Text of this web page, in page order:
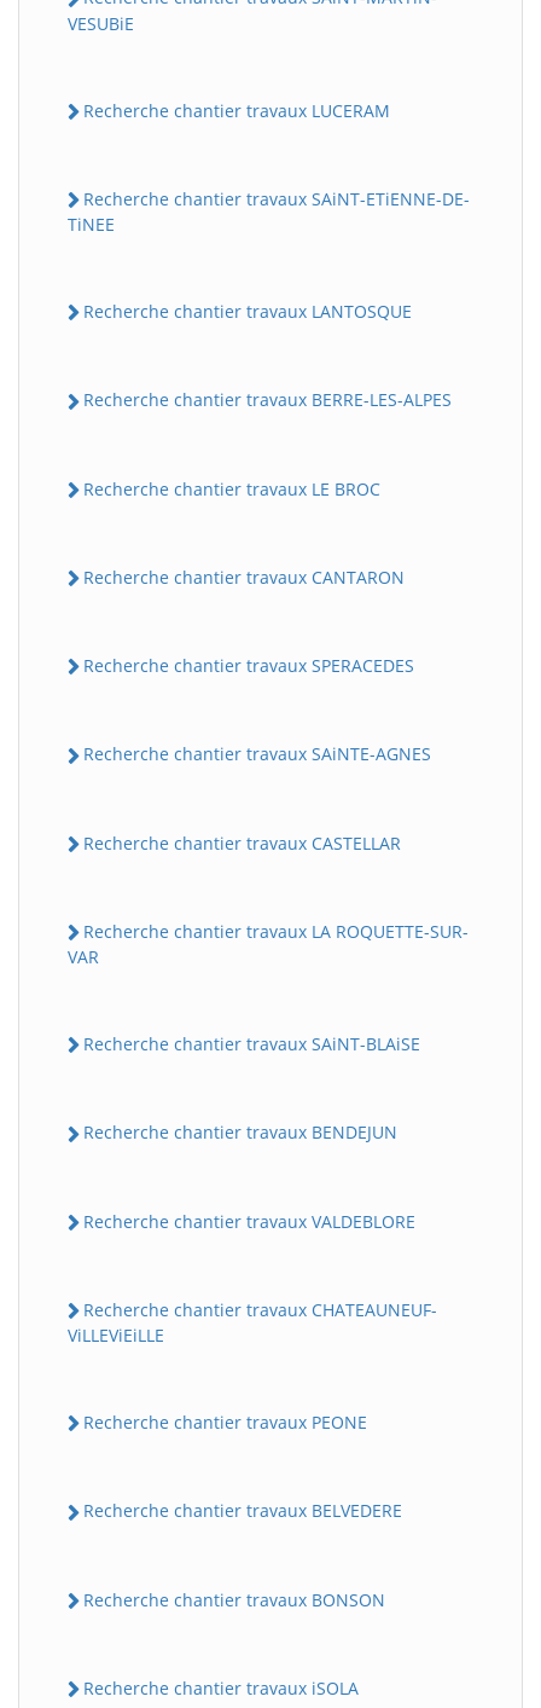
VESUBiE
Recherche chantier travaux LUCERAM
Recherche chantier travaux SAiNT-ETiENNE-DE-
TiNEE
Recherche chantier travaux LANTOSQUE
Recherche chantier travaux BERRE-LES-ALPES
Recherche chantier travaux LE BROC
Recherche chantier travaux CANTARON
Recherche chantier travaux SPERACEDES
Recherche chantier travaux SAiNTE-AGNES
Recherche chantier travaux CASTELLAR
Recherche chantier travaux LA ROQUETTE-SUR-
VAR
Recherche chantier travaux SAiNT-BLAiSE
Recherche chantier travaux BENDEJUN
Recherche chantier travaux VALDEBLORE
Recherche chantier travaux CHATEAUNEUF-
ViLLEViEiLLE
Recherche chantier travaux PEONE
Recherche chantier travaux BELVEDERE
Recherche chantier travaux BONSON
Recherche chantier travaux iSOLA